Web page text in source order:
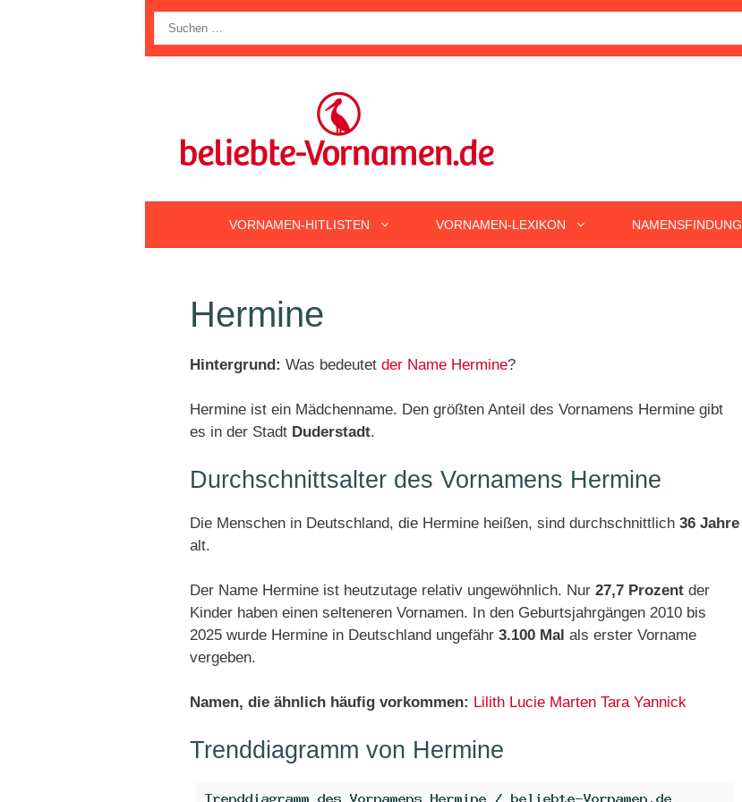
nach:
VORNAMEN-HITLISTEN VORNAMEN-LEXIKON NAMENSFINDUNG
Hermine
Hintergrund: Was bedeutet der Name Hermine?
Hermine ist ein Mädchenname. Den größten Anteil des Vornamens Hermine gibt
es in der Stadt Duderstadt.
Durchschnittsalter des Vornamens Hermine
Die Menschen in Deutschland, die Hermine heißen, sind durchschnittlich 36 Jahre
alt.
Der Name Hermine ist heutzutage relativ ungewöhnlich. Nur 27,7 Prozent der
Kinder haben einen selteneren Vornamen. In den Geburtsjahrgängen 2010 bis
2025 wurde Hermine in Deutschland ungefähr 3.100 Mal als erster Vorname
vergeben.
Namen, die ähnlich häufig vorkommen: Lilith Lucie Marten Tara Yannick
Trenddiagramm von Hermine